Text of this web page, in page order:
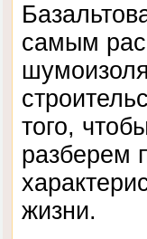
самым
того,
разберем
жизни.